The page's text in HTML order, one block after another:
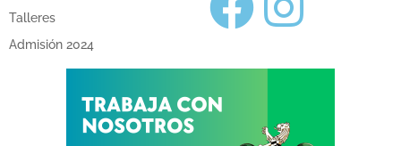
Talleres
Admisión 2024